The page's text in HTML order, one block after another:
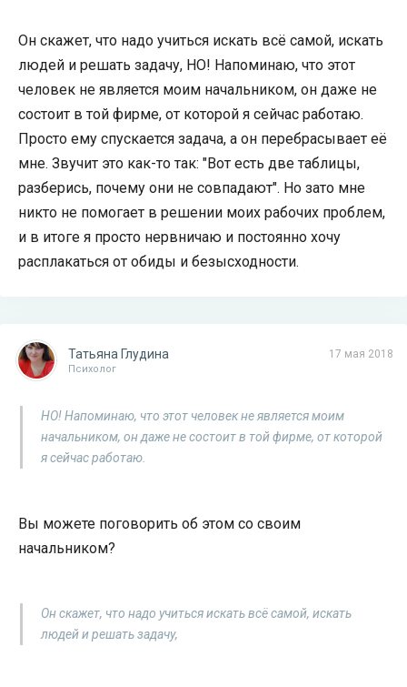
Он скажет, что надо учиться искать всё самой, искать
людей и решать задачу, НО! Напоминаю, что этот
человек не является моим начальником, он даже не
состоит в той фирме, от которой я сейчас работаю.
Просто ему спускается задача, а он перебрасывает её
мне. Звучит это как-то так: "Вот есть две таблицы,
разберись, почему они не совпадают". Но зато мне
никто не помогает в решении моих рабочих проблем,
и в итоге я просто нервничаю и постоянно хочу
расплакаться от обиды и безысходности.
17 мая 2018
Татьяна Глудина
Психолог
НО! Напоминаю, что этот человек не является моим
начальником, он даже не состоит в той фирме, от которой
я сейчас работаю.
Вы можете поговорить об этом со своим
начальником?
Он скажет, что надо учиться искать всё самой, искать
людей и решать задачу,